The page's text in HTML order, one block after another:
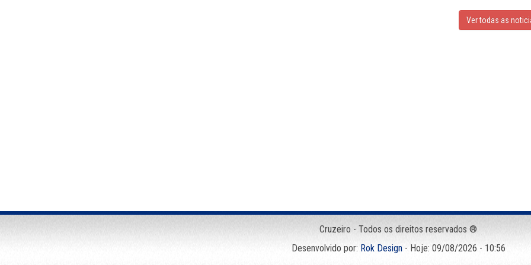
Ver todas as
Cruzeiro - Todos os direitos reservados ®
Desenvolvido por: Rok Design- Hoje: 09/08/2026 - 10:56